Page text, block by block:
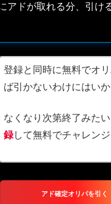
アドが取れる分、引け
登録と同時に無料でオ
ば引かないわけにはいか
なくなり次第終了みた
録して無料でチャレンジ
アド確定オリパを引く